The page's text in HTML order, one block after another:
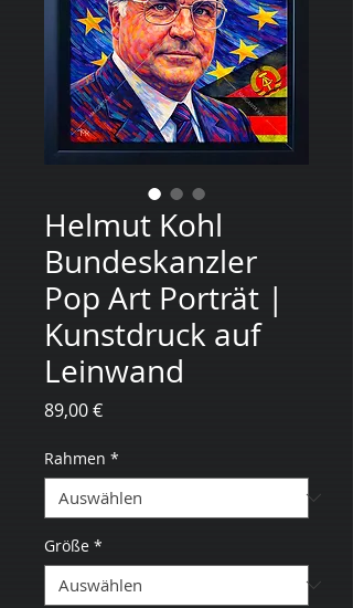
Helmut Kohl
Bundeskanzler
Pop Art Porträt |
Kunstdruck auf
Leinwand
89,00 €Preis
Rahmen *
Größe *